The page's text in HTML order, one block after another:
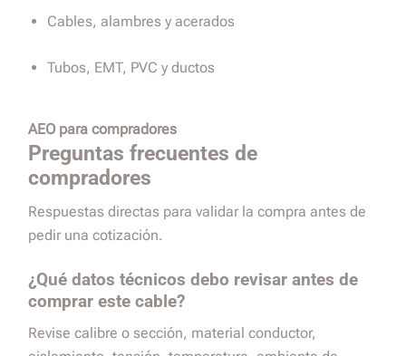
Cables, alambres y acerados
Tubos, EMT, PVC y ductos
AEO para compradores
Preguntas frecuentes de
compradores
Respuestas directas para validar la compra antes de
pedir una cotización.
¿Qué datos técnicos debo revisar antes de
comprar este cable?
Revise calibre o sección, material conductor,